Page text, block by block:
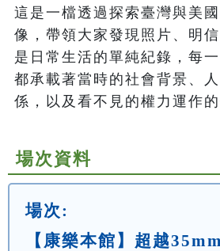
這是一檔透過探索臺灣與美
像，帶領大家發現照片、明
是日常生活的單純紀錄，每
都承載著當時的社會背景、
係，以及看不見的權力運作的
場次資料
場次:
【康樂本館】超越